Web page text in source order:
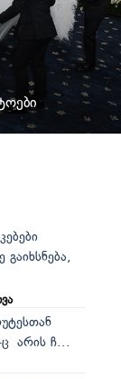
ც არის ჩ...